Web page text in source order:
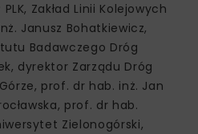
Zakład Linii Kolejowych
Janusz Bohatkiewicz,
Badawczego Dróg
dyrektor Zarządu Dróg
prof. dr hab. inż. Jan
prof. dr hab.
Zielonogórski,